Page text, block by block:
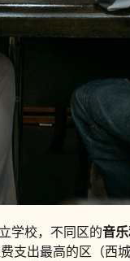
学校，不同区的音
支出最高的区（西